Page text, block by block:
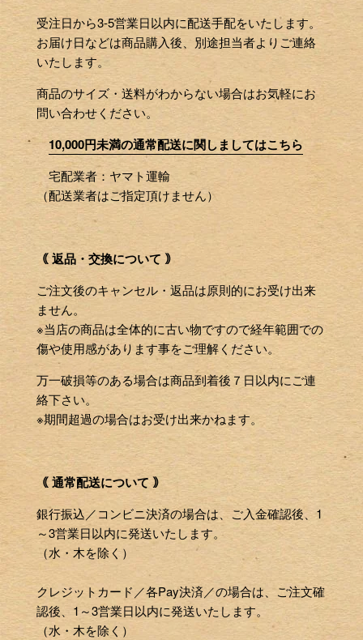
受注日から3-5営業日以内に配送手配をいたします。
お届け日などは商品購入後、別途担当者よりご連絡
いたします。
商品のサイズ・送料がわからない場合はお気軽にお
問い合わせください。
10,000円未満の通常配送に関しましてはこちら
宅配業者：ヤマト運輸
（配送業者はご指定頂けません）
｟ 返品・交換について ｠
ご注文後のキャンセル・返品は原則的にお受け出来
ません。
※当店の商品は全体的に古い物ですので経年範囲での
傷や使用感があります事をご理解ください。
万一破損等のある場合は商品到着後７日以内にご連
絡下さい。
※期間超過の場合はお受け出来かねます。
｟ 通常配送について ｠
銀行振込／コンビニ決済の場合は、ご入金確認後、1
～3営業日以内に発送いたします。
（水・木を除く）
クレジットカード／各Pay決済／の場合は、ご注文確
認後、1～3営業日以内に発送いたします。
（水・木を除く）